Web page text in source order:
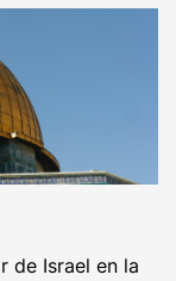
de Israel en la